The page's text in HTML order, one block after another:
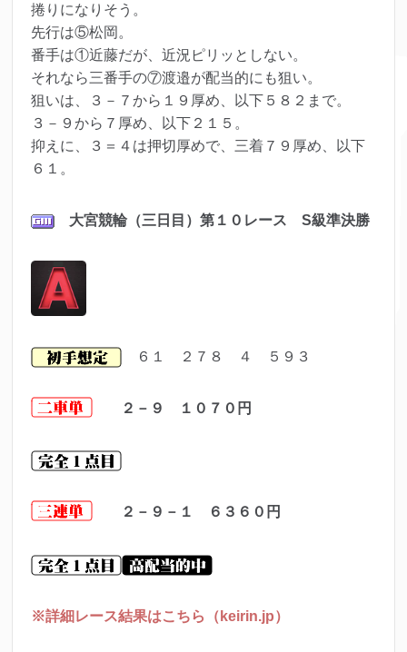
捲りになりそう。
先行は⑤松岡。
番手は①近藤だが、近況ピリッとしない。
それなら三番手の⑦渡邉が配当的にも狙い。
狙いは、３－７から１９厚め、以下５８２まで。
３－９から７厚め、以下２１５。
抑えに、３＝４は押切厚めで、三着７９厚め、以下
６１。
大宮競輪（三日目）第１０レース S級準決勝
６１ ２７８ ４ ５９３
２－９ １０７０ 円
２－９－１ ６３６０ 円
※詳細レース結果はこちら（keirin.jp）